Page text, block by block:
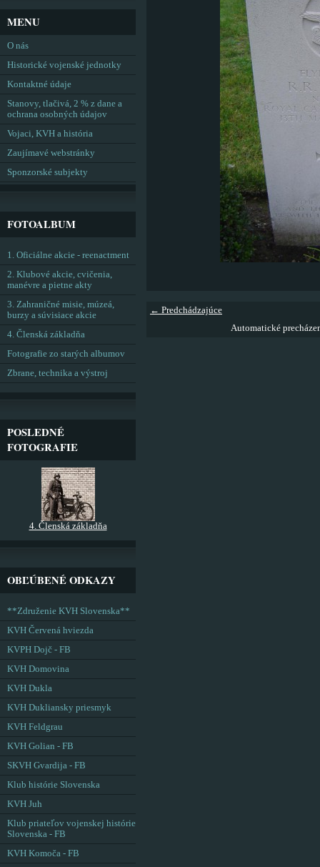
← Predchádzajúce
Automatické
MENU
O nás
Historické vojenské jednotky
Kontaktné údaje
Stanovy, tlačivá, 2 % z dane a
ochrana osobných údajov
Vojaci, KVH a história
Zaujímavé webstránky
Sponzorské subjekty
FOTOALBUM
1. Oficiálne akcie - reenactment
2. Klubové akcie, cvičenia,
manévre a pietne akty
3. Zahraničné misie, múzeá,
burzy a súvisiace akcie
4. Členská základňa
Fotografie zo starých albumov
Zbrane, technika a výstroj
POSLEDNÉ
FOTOGRAFIE
4. Členská základňa
OBĽÚBENÉ ODKAZY
**Združenie KVH Slovenska**
KVH Červená hviezda
KVPH Dojč - FB
KVH Domovina
KVH Dukla
KVH Dukliansky priesmyk
KVH Feldgrau
KVH Golian - FB
SKVH Gvardija - FB
Klub histórie Slovenska
KVH Juh
Klub priateľov vojenskej histórie
Slovenska - FB
KVH Komoča - FB